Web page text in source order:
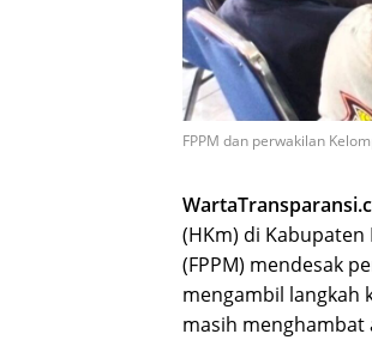
FPPM dan perwakilan
(HKm) di
(FPPM) mendesak
mengambil langkah
masih menghambat